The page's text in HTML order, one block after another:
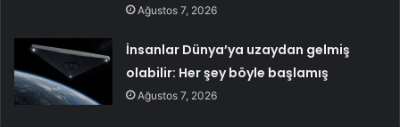
Ağustos 7, 2026
İnsanlar Dünya’ya uzaydan gelmiş
olabilir: Her şey böyle başlamış
Ağustos 7, 2026